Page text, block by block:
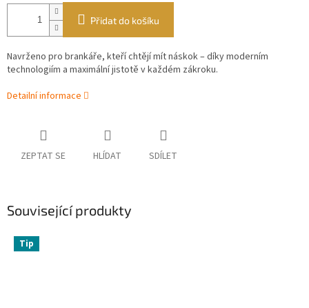
Přidat do košíku
Navrženo pro brankáře, kteří chtějí mít náskok – díky moderním
technologiím a maximální jistotě v každém zákroku.
Detailní informace
ZEPTAT SE HLÍDAT SDÍLET
Související produkty
Tip